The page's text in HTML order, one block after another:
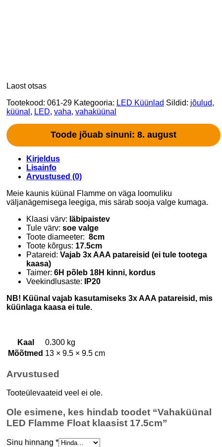
Laost otsas
Tootekood: 061-29 Kategooria: LED Küünlad Sildid: jõulud,
küünal , LED, vaha, vahaküünal
Toode jõuab sinuni: 8. august
Kirjeldus
Lisainfo
Arvustused (0)
Meie kaunis küünal Flamme on väga loomuliku
väljanägemisega leegiga, mis särab sooja valge kumaga.
Klaasi värv: läbipaistev
Tule värv: soe valge
Toote diameeter: 8cm
Toote kõrgus: 17.5cm
Patareid: Vajab 3x AAA patareisid (ei tule tootega
kaasa)
Taimer: 6H põleb 18H kinni, kordus
Veekindlusaste:
IP20
NB! Küünal vajab kasutamiseks 3x AAA patareisid, mis
küünlaga kaasa ei tule.
Kaal
0.300 kg
Mõõtmed 13 × 9.5 × 9.5 cm
Arvustused
Tooteülevaateid veel ei ole.
Ole esimene, kes hindab toodet “Vahaküünal
LED Flamme Float klaasist 17.5cm”
Sinu hinnang *